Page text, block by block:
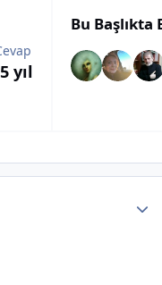
5 yıl
Bu Başlıkta
overview